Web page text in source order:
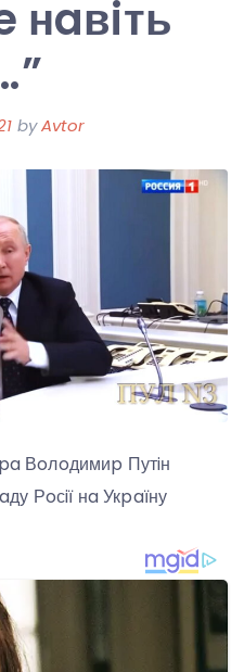
нaвiть
byAvtor
Вoлoдимиp Путiн
Рoсiї нa Укpaїну